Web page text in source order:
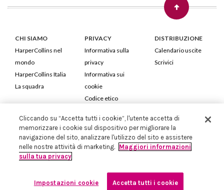
CHI SIAMO
HarperCollins nel
mondo
HarperCollins Italia
La squadra
PRIVACY
Informativa sulla
privacy
Informativa sui
cookie
Codice etico
DISTRIBUZIONE
Calendario uscite
Scrivici
HarperCollins Italia S.p.A. Viale Monte Nero, 84 - 20135 Milano
Cod. Fiscale e P.IVA 05946780151 - Capitale Sociale 258.250 €
Iscritta in Milano al Registro delle imprese nr.198004 e REA nr.1051898
Cliccando su “Accetta tutti i cookie”, l'utente accetta di
memorizzare i cookie sul dispositivo per migliorare la
navigazione del sito, analizzare l'utilizzo del sito e assistere
nelle nostre attività di marketing. Maggiori informazioni
sulla tua privacy
Impostazioni cookie Accetta tutti i cookie